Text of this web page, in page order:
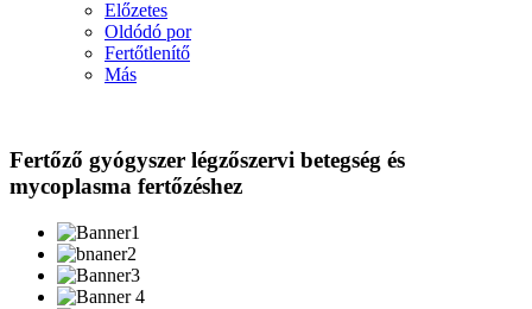
Előzetes
Oldódó por
Fertőtlenítő
Más
Fertőző gyógyszer légzőszervi betegség és
mycoplasma fertőzéshez